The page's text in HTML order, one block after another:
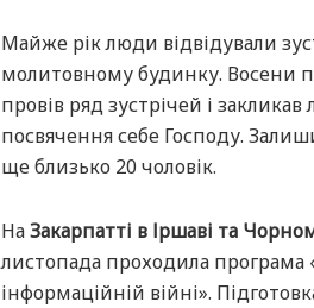
Майже рік люди відвідували
молитовному будинку. Восени
провів ряд зустрічей і
посвячення себе Господу.
ще близько 20 чоловік.
НаЗакарпатті в Іршаві та
листопада проходила програма
інформаційній війні».